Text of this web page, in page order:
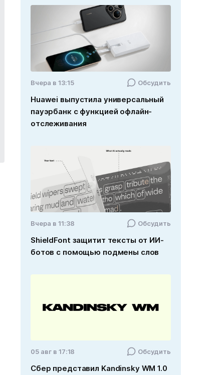
Вчера в 13:15 Обсудить
Huawei выпустила универсальный
пауэрбанк с функцией офлайн-
отслеживания
Вчера в 11:38 Обсудить
ShieldFont защитит тексты от ИИ-
ботов с помощью подмены слов
05 авг в 17:18 Обсудить
Сбер представил Kandinsky WM 1.0